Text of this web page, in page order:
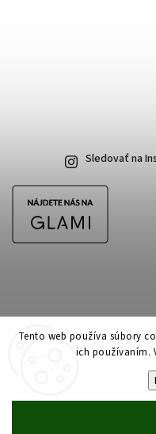
Tento web používa súbory
ich používaním.
Sledovať na
Copyright 2026